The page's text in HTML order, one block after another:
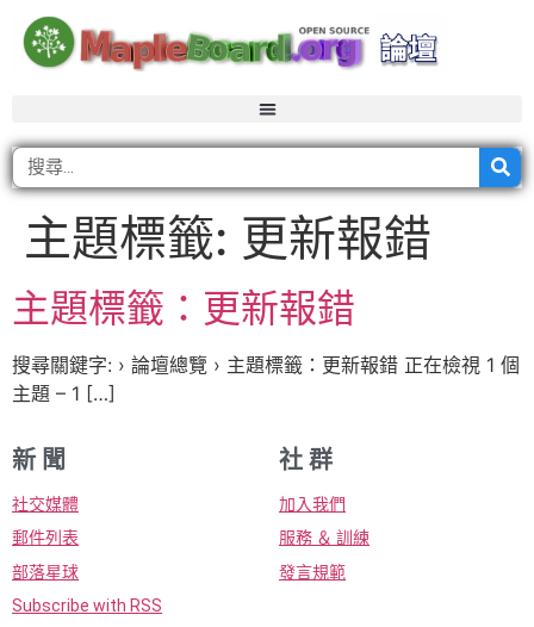
主題標籤: 更新報錯
主題標籤：更新報錯
搜尋關鍵字: › 論壇總覽 › 主題標籤：更新報錯 正在檢視 1 個
主題 – 1 […]
新 聞
社交媒體
郵件列表
部落星球
Subscribe with RSS
社 群
加入我們
服務 ＆ 訓練
發言規範